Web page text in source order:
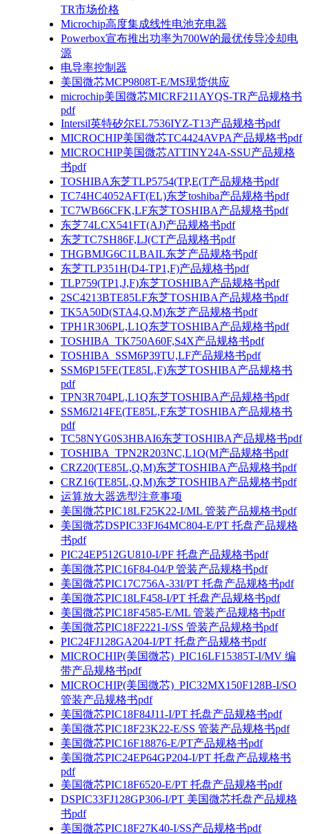
TR市场价格
Microchip高度集成线性电池充电器
Powerbox宣布推出功率为700W的最优传导冷却电
源
电导率控制器
美国微芯MCP9808T-E/MS现货供应
microchip美国微芯MICRF211AYQS-TR产品规格书
pdf
Intersil英特矽尔EL7536IYZ-T13产品规格书pdf
MICROCHIP美国微芯TC4424AVPA产品规格书pdf
MICROCHIP美国微芯ATTINY24A-SSU产品规格
书pdf
TOSHIBA东芝TLP5754(TP,E(T产品规格书pdf
TC74HC4052AFT(EL)东芝toshiba产品规格书pdf
TC7WB66CFK,LF东芝TOSHIBA产品规格书pdf
东芝74LCX541FT(AJ)产品规格书pdf
东芝TC7SH86F,LJ(CT产品规格书pdf
THGBMJG6C1LBAIL东芝产品规格书pdf
东芝TLP351H(D4-TP1,F)产品规格书pdf
TLP759(TP1,J,F)东芝TOSHIBA产品规格书pdf
2SC4213BTE85LF东芝TOSHIBA产品规格书pdf
TK5A50D(STA4,Q,M)东芝产品规格书pdf
TPH1R306PL,L1Q东芝TOSHIBA产品规格书pdf
TOSHIBA_TK750A60F,S4X产品规格书pdf
TOSHIBA_SSM6P39TU,LF产品规格书pdf
SSM6P15FE(TE85L,F)东芝TOSHIBA产品规格书
pdf
TPN3R704PL,L1Q东芝TOSHIBA产品规格书pdf
SSM6J214FE(TE85L,F东芝TOSHIBA产品规格书
pdf
TC58NYG0S3HBAI6东芝TOSHIBA产品规格书pdf
TOSHIBA_TPN2R203NC,L1Q(M产品规格书pdf
CRZ20(TE85L,Q,M)东芝TOSHIBA产品规格书pdf
CRZ16(TE85L,Q,M)东芝TOSHIBA产品规格书pdf
运算放大器选型注意事项
美国微芯PIC18LF25K22-I/ML 管装产品规格书pdf
美国微芯DSPIC33FJ64MC804-E/PT 托盘产品规格
书pdf
PIC24EP512GU810-I/PF 托盘产品规格书pdf
美国微芯PIC16F84-04/P 管装产品规格书pdf
美国微芯PIC17C756A-33I/PT 托盘产品规格书pdf
美国微芯PIC18LF458-I/PT 托盘产品规格书pdf
美国微芯PIC18F4585-E/ML 管装产品规格书pdf
美国微芯PIC18F2221-I/SS 管装产品规格书pdf
PIC24FJ128GA204-I/PT 托盘产品规格书pdf
MICROCHIP(美国微芯)_PIC16LF15385T-I/MV 编
带产品规格书pdf
MICROCHIP(美国微芯)_PIC32MX150F128B-I/SO
管装产品规格书pdf
美国微芯PIC18F84J11-I/PT 托盘产品规格书pdf
美国微芯PIC18F23K22-E/SS 管装产品规格书pdf
美国微芯PIC16F18876-E/PT产品规格书pdf
美国微芯PIC24EP64GP204-I/PT 托盘产品规格书
pdf
美国微芯PIC18F6520-E/PT 托盘产品规格书pdf
DSPIC33FJ128GP306-I/PT 美国微芯托盘产品规格
书pdf
美国微芯PIC18F27K40-I/SS产品规格书pdf